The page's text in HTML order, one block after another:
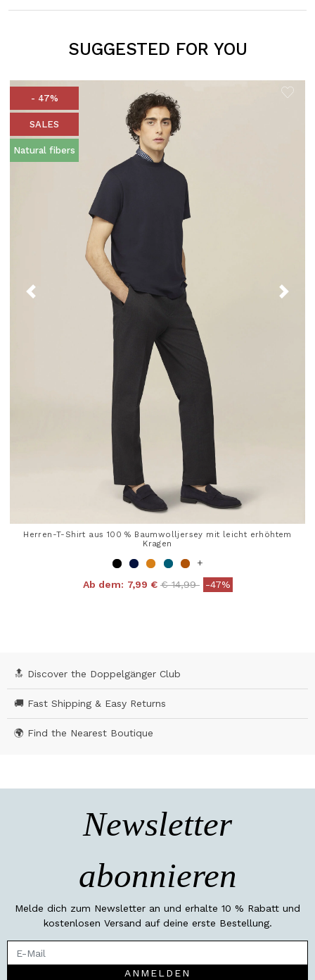
SUGGESTED FOR YOU
- 47%
SALES
Natural fibers
Herren-T-Shirt aus 100 % Baumwolljersey mit leicht erhöhtem
Kragen
+
Ab dem: 7,99 € Price reduced from
€ 14,99to-47%
🔝 Discover the Doppelgänger Club
🚚 Fast Shipping & Easy Returns
🌍 Find the Nearest Boutique
Newsletter
abonnieren
Melde dich zum Newsletter an und erhalte 10 % Rabatt und
kostenlosen Versand auf deine erste Bestellung.
ANMELDEN